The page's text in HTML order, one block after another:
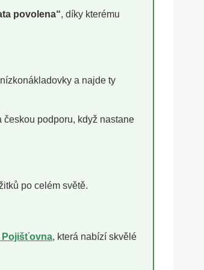
povolena“, díky kterému
a najde ty
českou podporu, když nastane
po celém světě.
Pojišťovna, která nabízí skvělé